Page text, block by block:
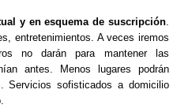
y en esquema de suscripción
entretenimientos. A veces iremos
no darán para mantener las
antes. Menos lugares podrán
Servicios sofisticados a domicilio